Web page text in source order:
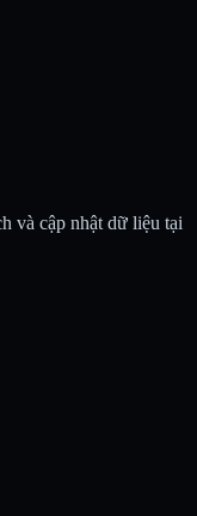
và cập nhật dữ liệu tại